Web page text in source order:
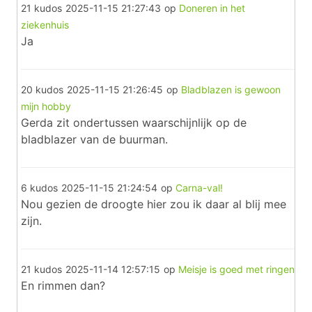
21 kudos 2025-11-15 21:27:43 op Doneren in het
ziekenhuis
Ja
20 kudos 2025-11-15 21:26:45 op Bladblazen is gewoon
mijn hobby
Gerda zit ondertussen waarschijnlijk op de
bladblazer van de buurman.
6 kudos 2025-11-15 21:24:54 op Carna-val!
Nou gezien de droogte hier zou ik daar al blij mee
zijn.
21 kudos 2025-11-14 12:57:15 op Meisje is goed met ringen
En rimmen dan?